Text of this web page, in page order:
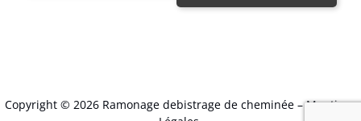
Copyright © 2026 Ramonage debistrage de cheminée –Mentions